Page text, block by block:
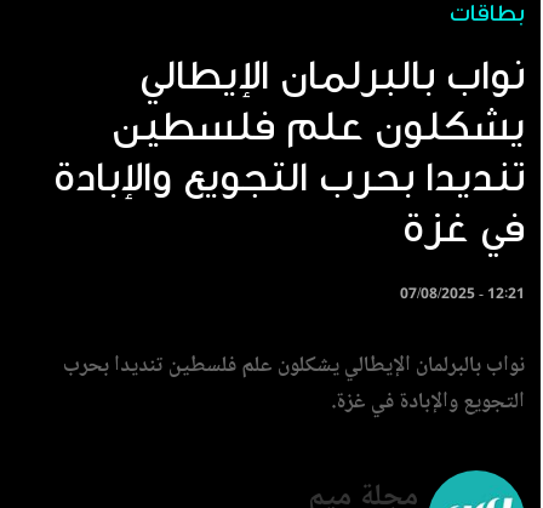
بطاقات
نواب بالبرلمان الإيطالي
يشكلون علم فلسطين
تنديدا بحرب التجويع والإبادة
في غزة
07/08/2025 - 12:21
نواب بالبرلمان الإيطالي يشكلون علم فلسطين تنديدا بحرب
التجويع والإبادة في غزة.